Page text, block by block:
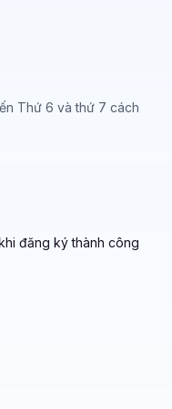
bạn.
lý, ban giám đốc
tạo cơ sở dữ liệu chi
số liệu, giúp người
chi phí nguyên vật
các báo giá của
giá mức độ rủi ro
Excel?
sử dụng Access hay
này có nhiều điểm
rất khó để lựa chọn 1
Thứ 6 và thứ 7 cách
đăng ký thành công